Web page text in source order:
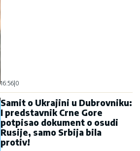
16:56 0
Samit o Ukrajini u Dubrovniku:
I predstavnik Crne Gore
potpisao dokument o osudi
Rusije, samo Srbija bila
protiv!